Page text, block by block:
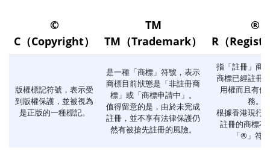
©
C（Copyright）
TM
TM（Trademark）
®
R（
版權標記符號，表示受
到版權保護，並被視為
是正版的一種標記。
是一種「商標」符號，表示
商標目前狀態是「非註冊商
標」或「商標申請中」。
值得留意的是，由於未完成
註冊，並不享有法律保護仍
然有被搶先註冊的風險。
指「註冊」商
商標已經註冊
用權而且有使
務。
根據香港現行
註冊的商標不
「®」符